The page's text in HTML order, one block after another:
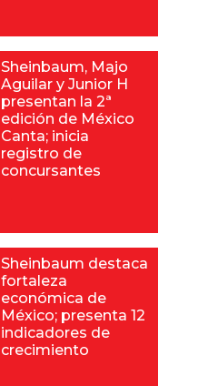
Sheinbaum, Majo
Aguilar y Junior H
presentan la 2ª
edición de México
Canta; inicia
registro de
concursantes
Sheinbaum destaca
fortaleza
económica de
México; presenta 12
indicadores de
crecimiento